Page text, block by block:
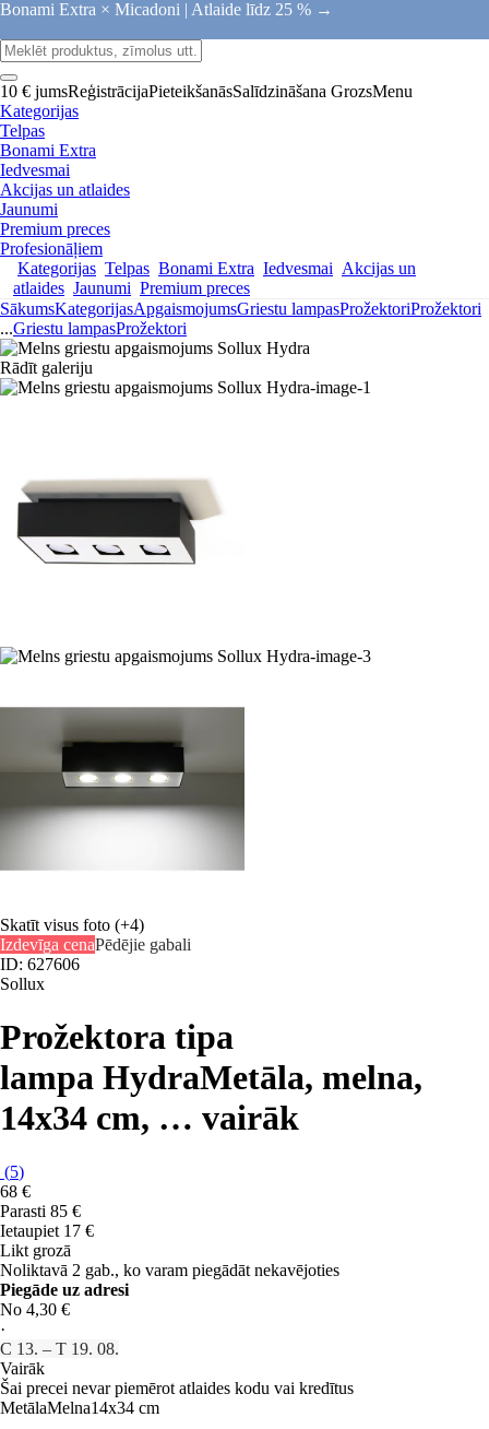
Bonami Extra × Micadoni | Atlaide līdz 25 % →
10 € jumsReģistrācijaPieteikšanāsSalīdzināšana GrozsMenu
Kategorijas
Telpas
Bonami Extra
Iedvesmai
Akcijas un atlaides
Jaunumi
Premium preces
Profesionāļiem
Kategorijas Telpas Bonami Extra Iedvesmai Akcijas un
atlaides Jaunumi Premium preces
SākumsKategorijasApgaismojumsGriestu lampasProžektoriProžektori
...Griestu lampasProžektori
Rādīt galeriju
Skatīt visus foto (+4)
Izdevīga cenaPēdējie gabali
ID: 627606
Sollux
Prožektora tipa
lampa HydraMetāla, melna,
14x34 cm, … vairāk
(5)
68 €
Parasti 85 €
Ietaupiet 17 €
Likt grozā
Noliktavā 2 gab., ko varam piegādāt nekavējoties
Piegāde uz adresi
No 4,30 €
·
C 13. – T 19. 08.
Vairāk
Šai precei nevar piemērot atlaides kodu vai kredītus
MetālaMelna14x34 cm